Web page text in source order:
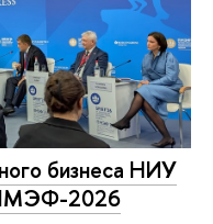
бизнеса НИУ
2026